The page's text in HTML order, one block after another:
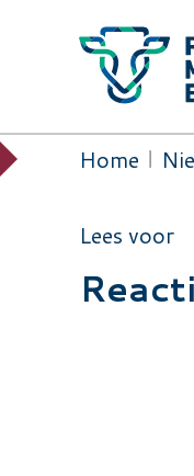
Home
Lees voor